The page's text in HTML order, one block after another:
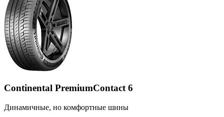
Continental PremiumContact 6
Динамичные, но комфортные шины